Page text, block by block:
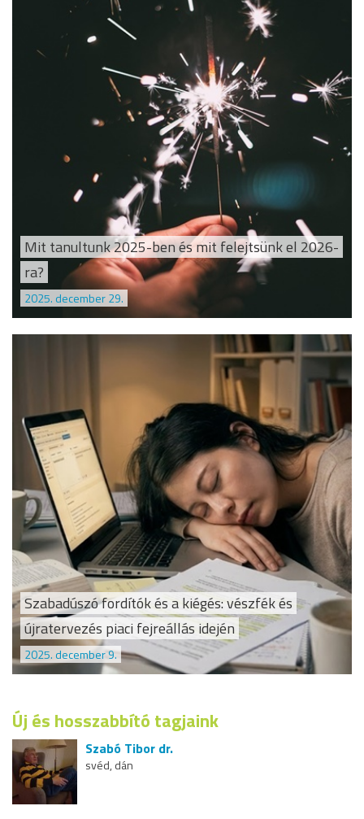
Mit tanultunk 2025-ben és mit felejtsünk el 2026-
ra?
2025. december 29.
Szabadúszó fordítók és a kiégés: vészfék és
újratervezés piaci fejreállás idején
2025. december 9.
Új és hosszabbító tagjaink
Szabó Tibor dr.
svéd, dán